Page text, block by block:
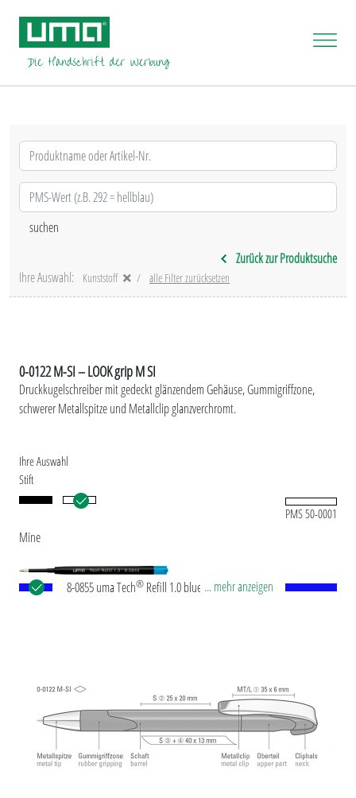
Zurück zur Produktsuche
Ihre Auswahl:
Kunststoff alle Filter zurücksetzen
0-0122 M-SI – LOOK grip M SI
Druckkugelschreiber mit gedeckt glänzendem Gehäuse, Gummigriffzone,
schwerer Metallspitze und Metallclip glanzverchromt.
Ihre Auswahl
Stift
PMS 50-0001
Mine
8-0855 uma Tech® Refill 1.0 blue Europäische
Norm. Die uma Tech Refill 1.0 vermittelt ein
angenehmes und weiches Schreibgefühl.
... mehr anzeigen